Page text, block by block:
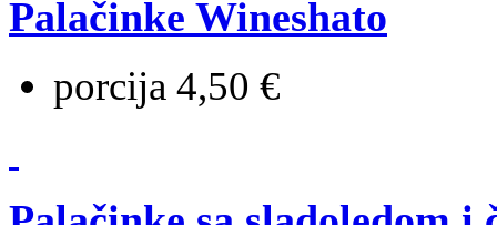
Palačinke Wineshato
porcija 4,50 €